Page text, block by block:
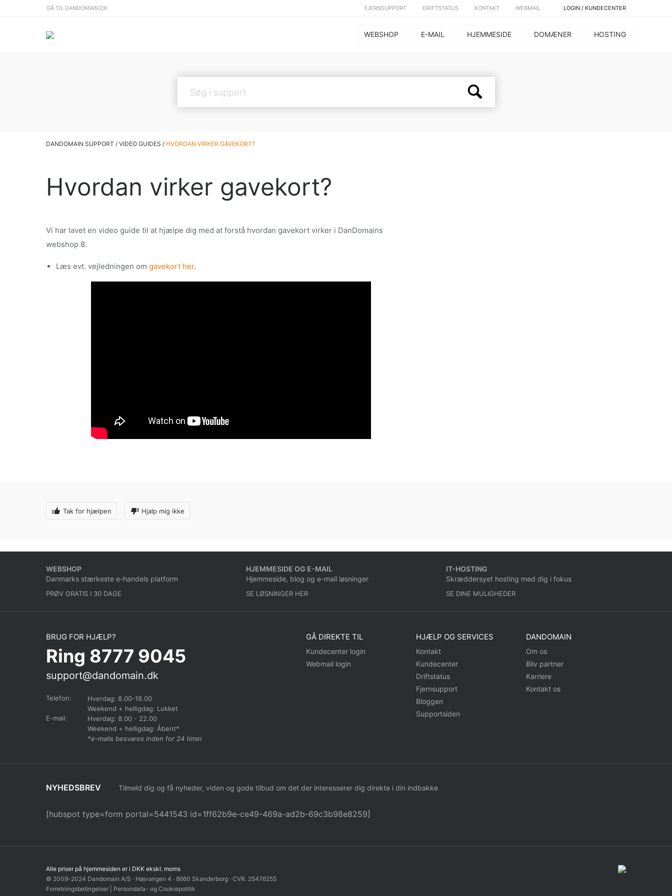
GÅ TIL DANDOMAIN.DK FJERNSUPPORT DRIFTSTATUS KONTAKT WEBMAIL LOGIN / KUNDECENTER
WEBSHOP E-MAIL HJEMMESIDE DOMÆNER HOSTING
DANDOMAIN SUPPORT / VIDEO GUIDES / HVORDAN VIRKER GAVEKORT?
Hvordan virker gavekort?
Vi har lavet en video guide til at hjælpe dig med at forstå hvordan gavekort virker i DanDomains
webshop 8.
Læs evt. vejledningen om gavekort her.
Tak for hjælpen Hjalp mig ikke
WEBSHOP
Danmarks stærkeste e-handels platform
PRØV GRATIS I 30 DAGE
HJEMMESIDE OG E-MAIL
Hjemmeside, blog og e-mail løsninger
SE LØSNINGER HER
IT-HOSTING
Skræddersyet hosting med dig i fokus
SE DINE MULIGHEDER
BRUG FOR HJÆLP?
Ring 8777 9045
support@dandomain.dk
Telefon:
Hverdag: 8.00-16.00
Weekend + helligdag: Lukket
E-mail:
Hverdag: 8.00 - 22.00
Weekend + helligdag: Åbent*
*e-mails besvares inden for 24 timer
GÅ DIREKTE TIL
Kundecenter login
Webmail login
HJÆLP OG SERVICES
Kontakt
Kundecenter
Driftstatus
Fjernsupport
Bloggen
Supportsiden
DANDOMAIN
Om os
Bliv partner
Karriere
Kontakt os
NYHEDSBREV Tilmeld dig og få nyheder, viden og gode tilbud om det der interesserer dig direkte i din indbakke
[hubspot type=form portal=5441543 id=1ff62b9e-ce49-469a-ad2b-69c3b98e8259]
Alle priser på hjemmesiden er i DKK ekskl. moms
© 2009-2024 Dandomain A/S · Højvangen 4 · 8660 Skanderborg · CVR. 25476255
Forretningsbetingelser
Persondata- og Cookiepolitik